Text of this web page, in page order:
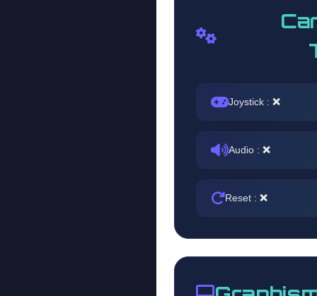
Joystick : ❌
Audio : ❌
Reset : ❌